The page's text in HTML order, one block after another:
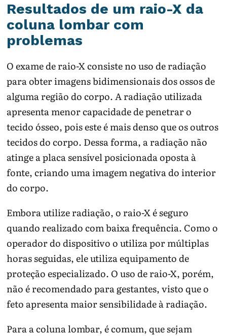
Resultados de um raio-X da
coluna lombar com
problemas
O exame de raio-X consiste no uso de radiação
para obter imagens bidimensionais dos ossos de
alguma região do corpo. A radiação utilizada
apresenta menor capacidade de penetrar o
tecido ósseo, pois este é mais denso que os outros
tecidos do corpo. Dessa forma, a radiação não
atinge a placa sensível posicionada oposta à
fonte, criando uma imagem negativa do interior
do corpo.
Embora utilize radiação, o raio-X é seguro
quando realizado com baixa frequência. Como o
operador do dispositivo o utiliza por múltiplas
horas seguidas, ele utiliza equipamento de
proteção especializado. O uso de raio-X, porém,
não é recomendado para gestantes, visto que o
feto apresenta maior sensibilidade à radiação.
Para a coluna lombar, é comum, que sejam